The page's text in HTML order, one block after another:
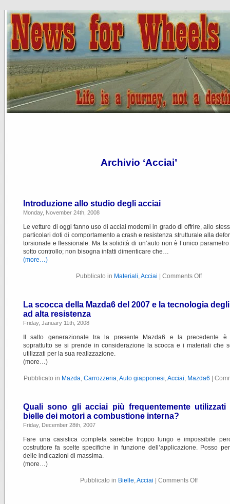
Archivio ‘Acciai’
Introduzione allo studio degli acciai
Monday, November 24th, 2008
Le vetture di oggi fanno uso di acciai moderni in grado di offrire, allo
particolari doti di comportamento a crash e resistenza strutturale alla
torsionale e flessionale. Ma la solidità di un’auto non è l’unico
sotto controllo; non bisogna infatti dimenticare che…
(more…)
Pubblicato in Materiali,Acciai Comments Off
La scocca della Mazda6 del 2007 e la tecnologia
ad alta resistenza
Friday, January 11th, 2008
Il salto generazionale tra la presente Mazda6 e la precedente è
soprattutto se si prende in considerazione la scocca e i materiali che
utilizzati per la sua realizzazione.
(more…)
Pubblicato in Mazda, Carrozzeria,Auto giapponesi,Acciai, Mazda6
Quali sono gli acciai più frequentemente utilizzati
bielle dei motori a combustione interna?
Friday, December 28th, 2007
Fare una casistica completa sarebbe troppo lungo e impossibile
costruttore fa scelte specifiche in funzione dell’applicazione. Posso
delle indicazioni di massima.
(more…)
Pubblicato in Bielle,Acciai Comments Off